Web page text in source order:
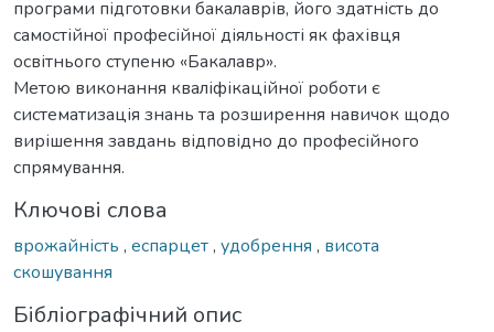
програми підготовки бакалаврів, його здатність до
самостійної професійної діяльності як фахівця
освітнього ступеню «Бакалавр».
Метою виконання кваліфікаційної роботи є
систематизація знань та розширення навичок щодо
вирішення завдань відповідно до професійного
спрямування.
Ключові слова
врожайність , еспарцет, удобрення , висота
скошування
Бібліографічний опис